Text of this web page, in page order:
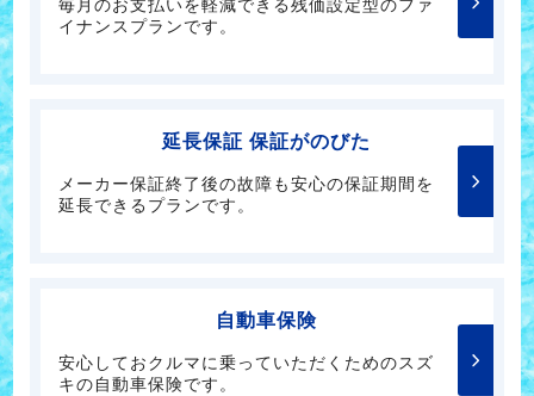
毎月のお支払いを軽減できる残価設定型のファ
イナンスプランです。
延長保証 保証がのびた
メーカー保証終了後の故障も安心の保証期間を
延長できるプランです。
自動車保険
安心しておクルマに乗っていただくためのスズ
キの自動車保険です。